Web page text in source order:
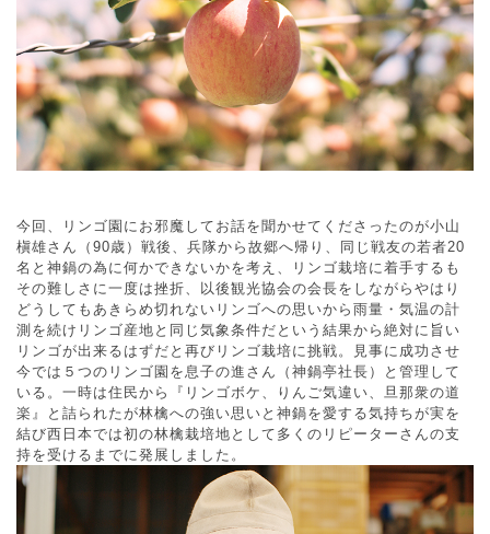
今回、リンゴ園にお邪魔してお話を聞かせてくださったのが小山
槇雄さん（90歳）戦後、兵隊から故郷へ帰り、同じ戦友の若者20
名と神鍋の為に何かできないかを考え、リンゴ栽培に着手するも
その難しさに一度は挫折、以後観光協会の会長をしながらやはり
どうしてもあきらめ切れないリンゴへの思いから雨量・気温の計
測を続けリンゴ産地と同じ気象条件だという結果から絶対に旨い
リンゴが出来るはずだと再びリンゴ栽培に挑戦。見事に成功させ
今では５つのリンゴ園を息子の進さん（神鍋亭社長）と管理して
いる。一時は住民から『リンゴボケ、りんご気違い、旦那衆の道
楽』と詰られたが林檎への強い思いと神鍋を愛する気持ちが実を
結び西日本では初の林檎栽培地として多くのリピーターさんの支
持を受けるまでに発展しました。